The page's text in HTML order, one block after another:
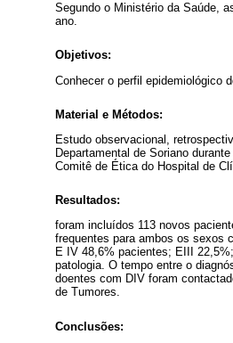
Segundo o Ministério da Saúde,
ano.
Objetivos:
Conhecer o perfil epidemiológico
Material e Métodos:
Estudo observacional,
Departamental de Soriano
Comitê de Ética do Hospital de
Resultados:
foram incluídos 113 novos
frequentes para ambos os sexos
E IV 48,6% pacientes; EIII
patologia. O tempo entre o
doentes com DIV foram
de Tumores.
Conclusões: